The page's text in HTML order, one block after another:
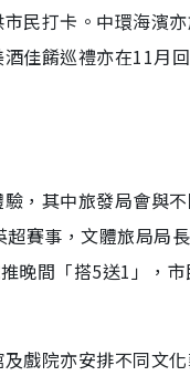
民打卡。中環海濱
佳餚巡禮亦在11月
，其中旅發局會與
賽事，文體旅局局
晚間「搭5送1」，
戲院亦安排不同文